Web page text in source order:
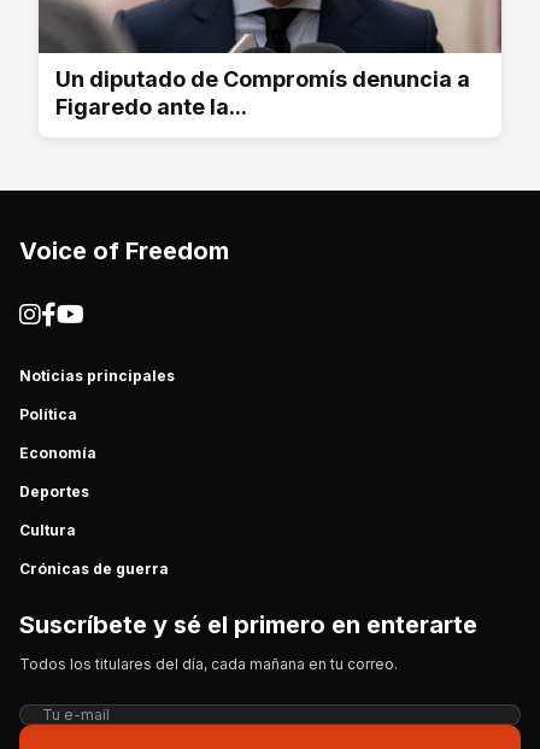
Un diputado de Compromís denuncia a
Figaredo ante la...
Voice of Freedom
Noticias principales
Política
Economía
Deportes
Cultura
Crónicas de guerra
Suscríbete y sé el primero en enterarte
Todos los titulares del día, cada mañana en tu correo.